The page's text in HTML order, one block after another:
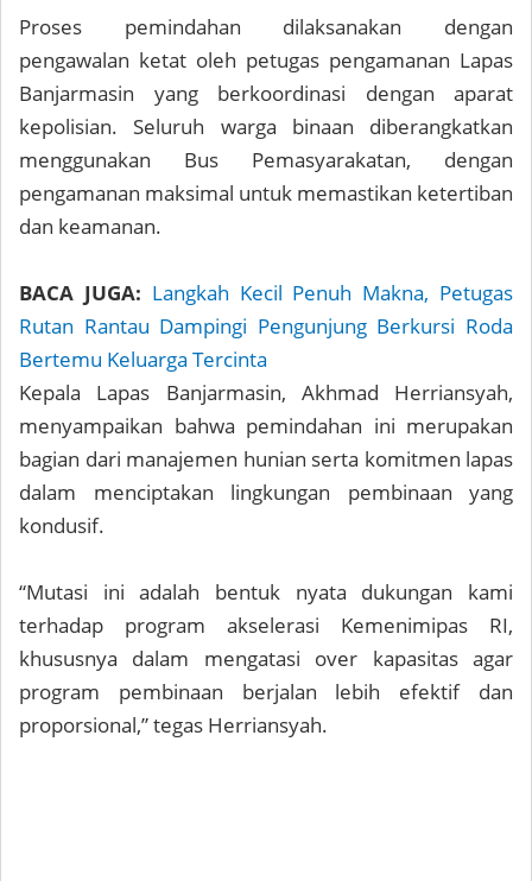
Proses pemindahan dilaksanakan dengan
pengawalan ketat oleh petugas pengamanan Lapas
Banjarmasin yang berkoordinasi dengan aparat
kepolisian. Seluruh warga binaan diberangkatkan
menggunakan Bus Pemasyarakatan, dengan
pengamanan maksimal untuk memastikan ketertiban
dan keamanan.
BACA JUGA: Langkah Kecil Penuh Makna, Petugas
Rutan Rantau Dampingi Pengunjung Berkursi Roda
Bertemu Keluarga Tercinta
Kepala Lapas Banjarmasin, Akhmad Herriansyah,
menyampaikan bahwa pemindahan ini merupakan
bagian dari manajemen hunian serta komitmen lapas
dalam menciptakan lingkungan pembinaan yang
kondusif.
“Mutasi ini adalah bentuk nyata dukungan kami
terhadap program akselerasi Kemenimipas RI,
khususnya dalam mengatasi over kapasitas agar
program pembinaan berjalan lebih efektif dan
proporsional,” tegas Herriansyah.